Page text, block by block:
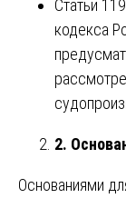
Статьи
кодекса
2.
Основаниями